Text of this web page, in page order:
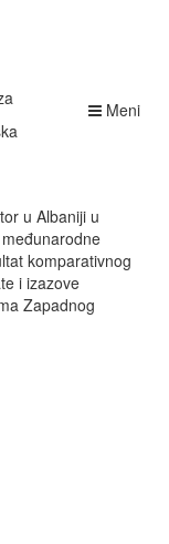
Meni
u Albaniji u
komparativnog
i izazove
Zapadnog